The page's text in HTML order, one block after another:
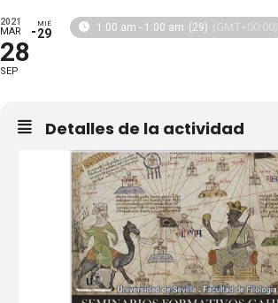
2021
MAR
28
SEP
MIÉ
29 1:00 am - 1:00 am (29) (GMT+00:00)
Detalles de la actividad